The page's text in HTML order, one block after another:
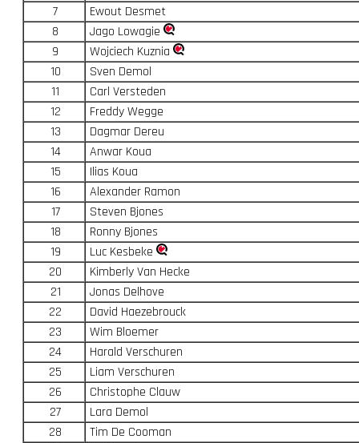
7
Ewout Desmet
8
Jago Lowagie
9
Wojciech Kuznia
10
Sven Demol
11
Carl Versteden
12
Freddy Wegge
13
Dagmar Dereu
14
Anwar Koua
15
Ilias Koua
16
Alexander Ramon
17
Steven Bjones
18
Ronny Bjones
19
Luc Kesbeke
20
Kimberly Van Hecke
21
Jonas Delhove
22
David Haezebrouck
23
Wim Bloemer
24
Harald Verschuren
25
Liam Verschuren
26
Christophe Clauw
27
Lara Demol
28
Tim De Cooman